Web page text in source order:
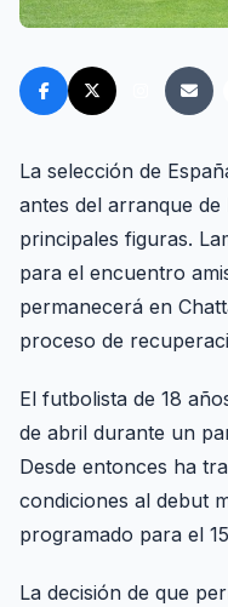
La selección de
antes del arranque
principales figuras.
para el encuentro
permanecerá en
proceso de
El futbolista de 18
de abril durante un
Desde entonces ha
condiciones al debut
programado para el
La decisión de que